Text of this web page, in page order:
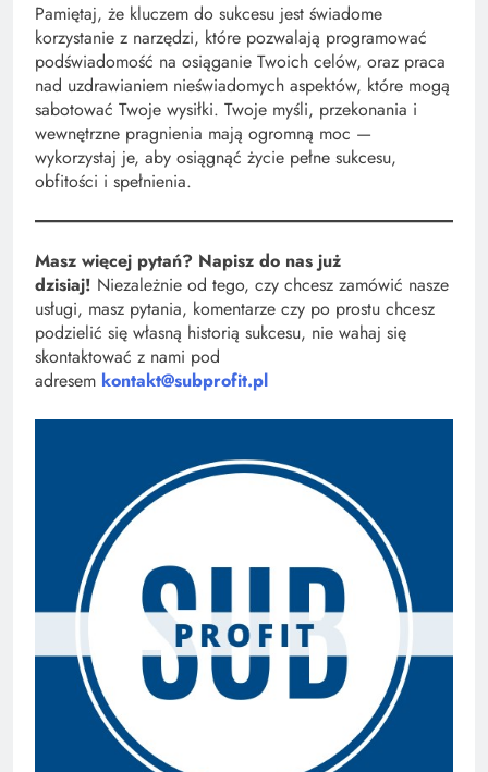
Pamiętaj, że kluczem do sukcesu jest świadome
korzystanie z narzędzi, które pozwalają programować
podświadomość na osiąganie Twoich celów, oraz praca
nad uzdrawianiem nieświadomych aspektów, które mogą
sabotować Twoje wysiłki. Twoje myśli, przekonania i
wewnętrzne pragnienia mają ogromną moc —
wykorzystaj je, aby osiągnąć życie pełne sukcesu,
obfitości i spełnienia.
Masz więcej pytań? Napisz do nas już
dzisiaj! Niezależnie od tego, czy chcesz zamówić nasze
usługi, masz pytania, komentarze czy po prostu chcesz
podzielić się własną historią sukcesu, nie wahaj się
skontaktować z nami pod
adresem kontakt@subprofit.pl